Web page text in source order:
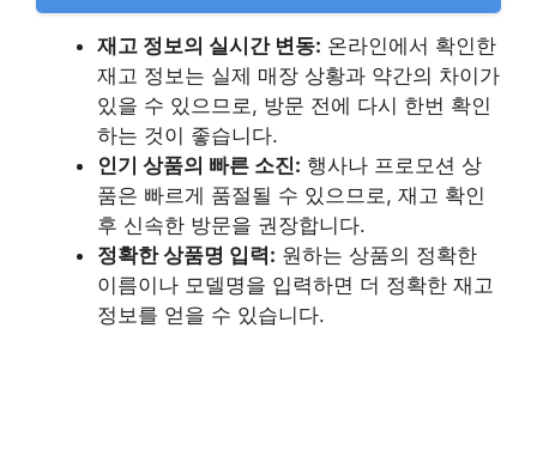
재고 정보의 실시간 변동: 온라인에서 확인한
재고 정보는 실제 매장 상황과 약간의 차이가
있을 수 있으므로, 방문 전에 다시 한번 확인
하는 것이 좋습니다.
인기 상품의 빠른 소진: 행사나 프로모션 상
품은 빠르게 품절될 수 있으므로, 재고 확인
후 신속한 방문을 권장합니다.
정확한 상품명 입력: 원하는 상품의 정확한
이름이나 모델명을 입력하면 더 정확한 재고
정보를 얻을 수 있습니다.